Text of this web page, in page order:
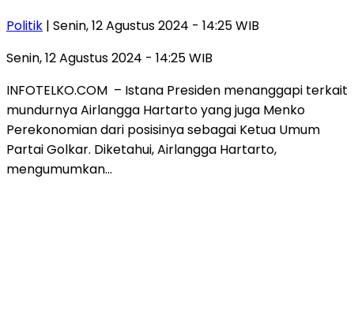
Politik | Senin, 12 Agustus 2024 - 14:25 WIB
Senin, 12 Agustus 2024 - 14:25 WIB
INFOTELKO.COM – Istana Presiden menanggapi terkait
mundurnya Airlangga Hartarto yang juga Menko
Perekonomian dari posisinya sebagai Ketua Umum
Partai Golkar. Diketahui, Airlangga Hartarto,
mengumumkan…